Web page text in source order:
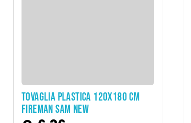
ADD TO CART
TOVAGLIA PLASTICA 120X180 CM
FIREMAN SAM NEW